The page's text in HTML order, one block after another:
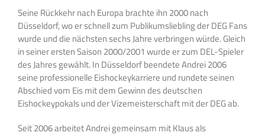
Seine Rückkehr nach Europa brachte ihn 2000 nach
Düsseldorf, wo er schnell zum Publikumsliebling der DEG Fans
wurde und die nächsten sechs Jahre verbringen würde. Gleich
in seiner ersten Saison 2000/2001 wurde er zum DEL-Spieler
des Jahres gewählt. In Düsseldorf beendete Andrei 2006
seine professionelle Eishockeykarriere und rundete seinen
Abschied vom Eis mit dem Gewinn des deutschen
Eishockeypokals und der Vizemeisterschaft mit der DEG ab.
Seit 2006 arbeitet Andrei gemeinsam mit Klaus als